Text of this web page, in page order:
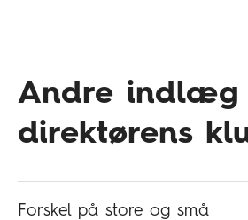
Andre indlæg
direktørens
Forskel på store og små